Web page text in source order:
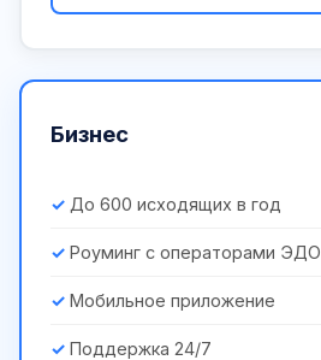
Бизнес
До 600 исходящих в год
Роуминг с операторами ЭДО
Мобильное приложение
Поддержка 24/7